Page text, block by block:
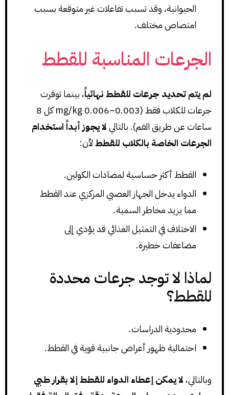
الحيوانية، وقد تسبب تفاعلات غير متوقعة بسبب
امتصاص مختلف.
الجرعات المناسبة للقطط
لم يتم تحديد جرعات للقطط نهائياً، بينما توفرت
جرعات للكلاب فقط (0.003–0.006 mg/kg كل 8
ساعات عن طريق الفم). بالتاليلا يجوز أبداً استخدام
الجرعات الخاصة بالكلاب للقطط لأن:
القطط أكثر حساسية لمضادات الكولين.
الدواء يدخل الجهاز العصبي المركزي عند القطط
مما يزيد مخاطر السمية.
الاختلاف في التمثيل الغذائي قد يؤدي إلى
مضاعفات خطيرة.
لماذا لا توجد جرعات محددة
للقطط؟
محدودية الدراسات.
احتمالية ظهور أعراض جانبية قوية في القطط.
وبالتالي، لا يمكن إعطاء الدواء للقطط إلا بقرار طبي